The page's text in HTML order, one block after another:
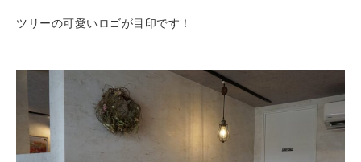
ツリーの可愛いロゴが目印です！